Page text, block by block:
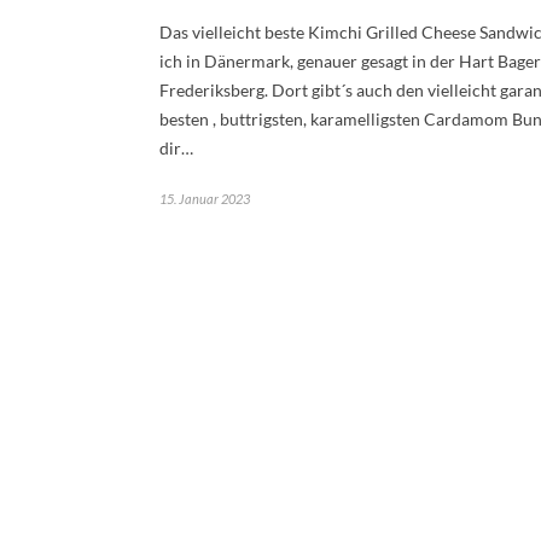
Das vielleicht beste Kimchi Grilled Cheese
ich in Dänermark, genauer gesagt in der Hart
Frederiksberg. Dort gibt´s auch den vielleicht
besten , buttrigsten, karamelligsten Cardamom
dir…
15. Januar 2023